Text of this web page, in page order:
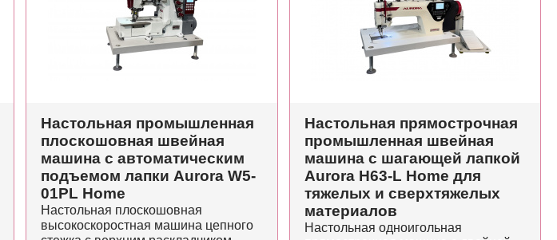
Настольная промышленная
плоскошовная швейная
машина с автоматическим
подъемом лапки Aurora W5-
01PL Home
Настольная плоскошовная
высокоскоростная машина цепного
Настольная прямострочная
промышленная швейная
машина с шагающей лапкой
Aurora H63-L Home для
тяжелых и сверхтяжелых
материалов
Настольная одноигольная